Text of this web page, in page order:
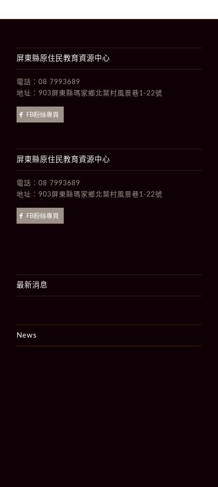
屏東縣原住民教育資源中心
電話： 08 7993689
地址： 903屏東縣瑪家鄉北葉村風景巷1-22號
FB粉絲專頁
屏東縣原住民教育資源中心
電話： 08 7993689
地址： 903屏東縣瑪家鄉北葉村風景巷1-22號
FB粉絲專頁
最新消息
News